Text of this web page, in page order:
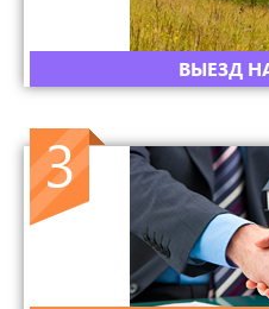
ВЫЕЗД
3